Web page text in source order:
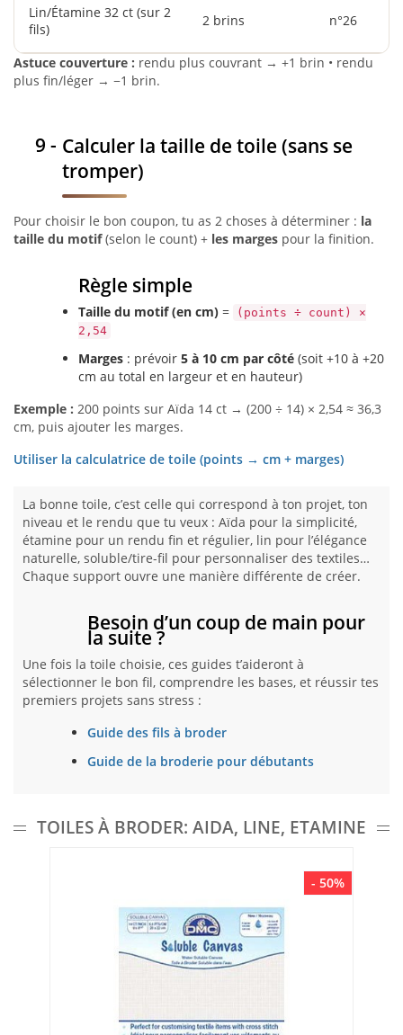
Lin/Étamine 32 ct (sur 2
fils)
2 brins n°26
Astuce couverture : rendu plus couvrant → +1 brin • rendu
plus fin/léger → −1 brin.
Calculer la taille de toile (sans se
tromper)
Pour choisir le bon coupon, tu as 2 choses à déterminer : la
taille du motif(selon le count) + les marges pour la finition.
Règle simple
Taille du motif (en cm) =
(points ÷ count) ×
2,54
Marges : prévoir 5 à 10 cm par côté (soit +10 à +20
cm au total en largeur et en hauteur)
Exemple : 200 points sur Aïda 14 ct → (200 ÷ 14) × 2,54 ≈ 36,3
cm, puis ajouter les marges.
Utiliser la calculatrice de toile (points → cm + marges)
La bonne toile, c’est celle qui correspond à ton projet, ton
niveau et le rendu que tu veux : Aïda pour la simplicité,
étamine pour un rendu fin et régulier, lin pour l’élégance
naturelle, soluble/tire-fil pour personnaliser des textiles…
Chaque support ouvre une manière différente de créer.
Besoin d’un coup de main pour
la suite ?
Une fois la toile choisie, ces guides t’aideront à
sélectionner le bon fil, comprendre les bases, et réussir tes
premiers projets sans stress :
Guide des fils à broder
Guide de la broderie pour débutants
TOILES À BRODER: AIDA, LINE, ETAMINE
- 50%